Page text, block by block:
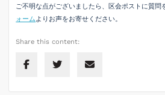
ご不明な点がございましたら、区会ポストに質問
ォームよりお声をお寄せください。
Share this content: